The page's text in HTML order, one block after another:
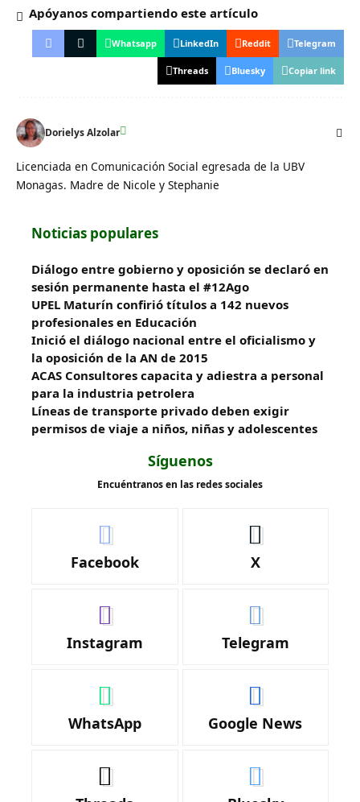
Apóyanos compartiendo este artículo
Whatsapp LinkedIn Reddit Telegram
Threads Bluesky Copiar link
Dorielys Alzolar
Licenciada en Comunicación Social egresada de la UBV
Monagas. Madre de Nicole y Stephanie
Noticias populares
Diálogo entre gobierno y oposición se declaró en
sesión permanente hasta el #12Ago
UPEL Maturín confirió títulos a 142 nuevos
profesionales en Educación
Inició el diálogo nacional entre el oficialismo y
la oposición de la AN de 2015
ACAS Consultores capacita y adiestra a personal
para la industria petrolera
Líneas de transporte privado deben exigir
permisos de viaje a niños, niñas y adolescentes
Síguenos
Encuéntranos en las redes sociales
Facebook X
Instagram Telegram
WhatsApp Google News